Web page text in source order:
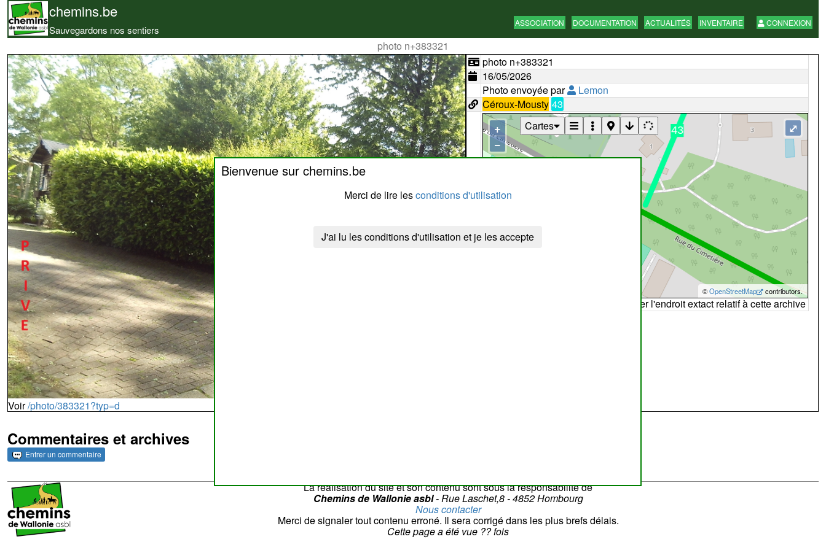
chemins.be
Sauvegardons nos sentiers
ASSOCIATION DOCUMENTATION ACTUALITÉS INVENTAIRE CONNEXION
photo n+383321
Bienvenue sur chemins.be
Merci de lire lesconditions d'utilisation
J'ai lu les conditions d'utilisation et je les accepte
Voir/photo/383321?typ=d
photo n+383321
16/05/2026
Photo envoyée par
Lemon
Céroux-Mousty 43
©OpenStreetMap contributors.
+
−
⤢
Cartes
: la carte peut ne pas refléter l'endroit extact relatif à cette archive
Commentaires et archives
Entrer un commentaire
La réalisation du site et son contenu sont sous la responsabilité de
Chemins de Wallonie asbl- Rue Laschet,8 - 4852 Hombourg
Nous contacter
Merci de signaler tout contenu erroné. Il sera corrigé dans les plus brefs délais.
Cette page a été vue ??fois